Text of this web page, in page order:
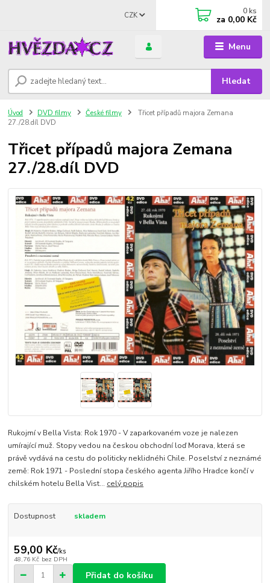
Menu
CZK
Hledat
0 ks
za 0,00 Kč
Úvod DVD filmy České filmy
Třicet případů majora Zemana
27./28.díl DVD
Třicet případů majora Zemana
27./28.díl DVD
Rukojmí v Bella Vista: Rok 1970 - V zaparkovaném voze je nalezen
umírající muž. Stopy vedou na českou obchodní loď Morava, která se
právě vydává na cestu do politicky neklidnéhi Chile. Poselství z neznámé
země: Rok 1971 - Poslední stopa českého agenta Jiřího Hradce končí v
chilském hotelu Bella Vist... celý popis
Dostupnost skladem
59,00 Kč/ks
48,76 Kč bez DPH
Přidat do košíku